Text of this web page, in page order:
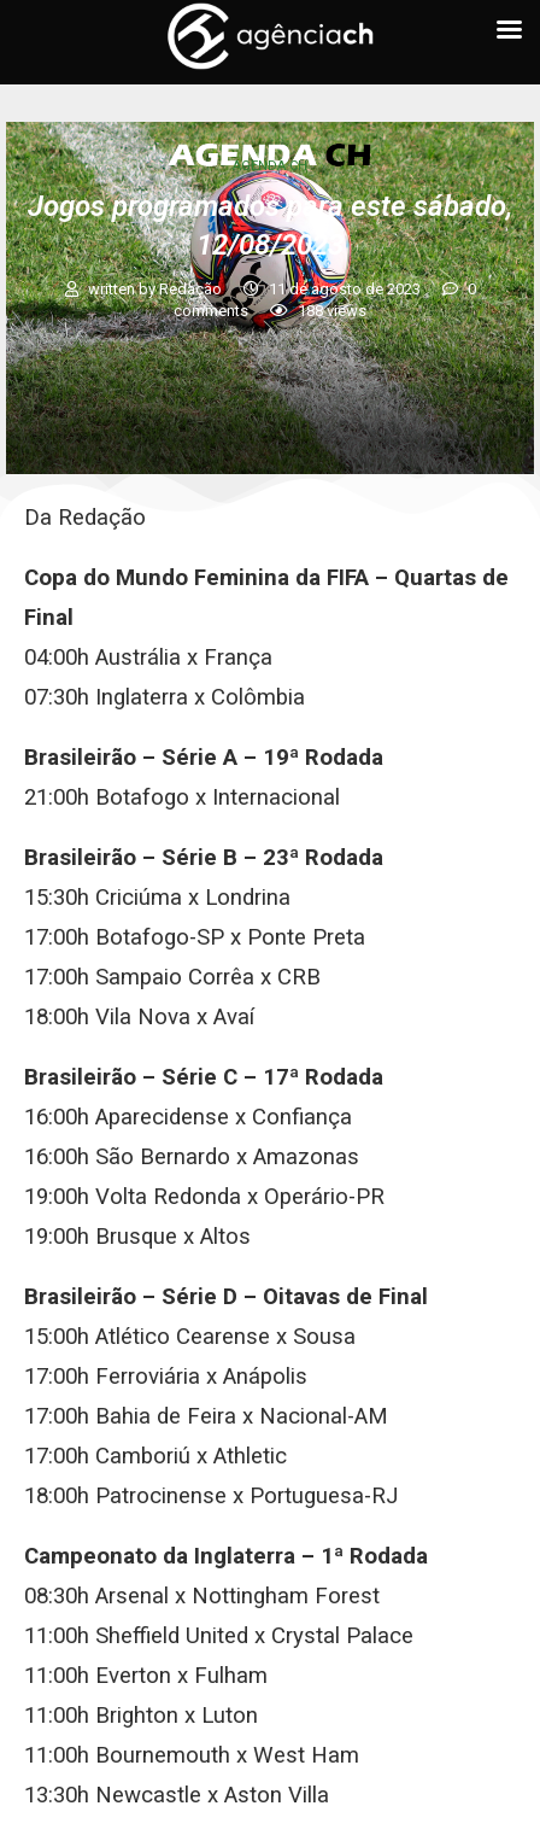
AGENDA CH
Jogos programados para este sábado,
12/08/2023
written byRedação 11 de agosto de 2023
0
comments
188views
Da Redação
Copa do Mundo Feminina da FIFA – Quartas de
Final
04:00h Austrália x França
07:30h Inglaterra x Colômbia
Brasileirão – Série A – 19ª Rodada
21:00h Botafogo x Internacional
Brasileirão – Série B – 23ª Rodada
15:30h Criciúma x Londrina
17:00h Botafogo-SP x Ponte Preta
17:00h Sampaio Corrêa x CRB
18:00h Vila Nova x Avaí
Brasileirão – Série C – 17ª Rodada
16:00h Aparecidense x Confiança
16:00h São Bernardo x Amazonas
19:00h Volta Redonda x Operário-PR
19:00h Brusque x Altos
Brasileirão – Série D – Oitavas de Final
15:00h Atlético Cearense x Sousa
17:00h Ferroviária x Anápolis
17:00h Bahia de Feira x Nacional-AM
17:00h Camboriú x Athletic
18:00h Patrocinense x Portuguesa-RJ
Campeonato da Inglaterra – 1ª Rodada
08:30h Arsenal x Nottingham Forest
11:00h Sheffield United x Crystal Palace
11:00h Everton x Fulham
11:00h Brighton x Luton
11:00h Bournemouth x West Ham
13:30h Newcastle x Aston Villa